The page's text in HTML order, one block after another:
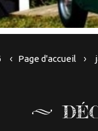
Page d'accueil